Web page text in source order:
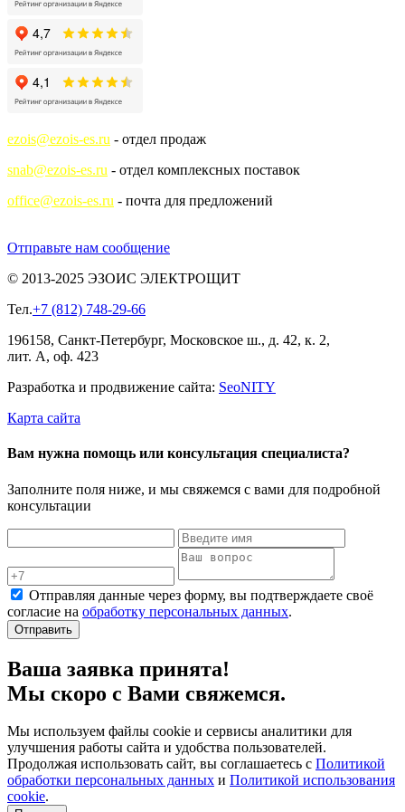
ezois@ezois-es.ru - отдел продаж
snab@ezois-es.ru - отдел комплексных поставок
office@ezois-es.ru - почта для предложений
Отправьте нам сообщение
© 2013-2025 ЭЗОИС ЭЛЕКТРОЩИТ
Тел.+7 (812) 748-29-66
196158, Санкт-Петербург, Московское ш., д. 42, к. 2,
лит. А, оф. 423
Разработка и продвижение сайта: SeoNITY
Карта сайта
Вам нужна помощь или консультация специалиста?
Заполните поля ниже, и мы свяжемся с вами для подробной
консультации
Отправляя данные через форму, вы подтверждаете своё
согласие на обработку персональных данных.
Отправить
Ваша заявка принята!
Мы скоро с Вами свяжемся.
Мы используем файлы cookie и сервисы аналитики для
улучшения работы сайта и удобства пользователей.
Продолжая использовать сайт, вы соглашаетесь с Политикой
обработки персональных данных и Политикой использования
cookie.